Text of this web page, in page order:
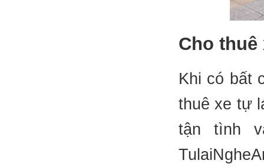
Cho thuê
Khi có bất
thuê xe tự
tận tình